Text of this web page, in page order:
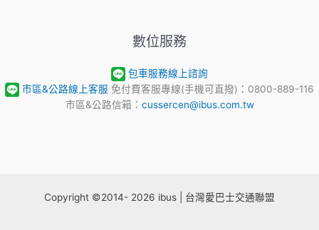
數位服務
包車服務線上諮詢
市區&公路線上客服 免付費客服專線(手機可直撥)：0800-889-116
市區&公路信箱： cussercen@ibus.com.tw
Copyright ©2014- 2026 ibus | 台灣愛巴士交通聯盟